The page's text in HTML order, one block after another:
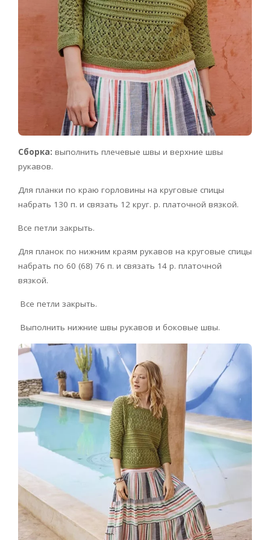
Сборка: выполнить плечевые швы и верхние швы
рукавов.
Для планки по краю горловины на круговые спицы
набрать 130 п. и связать 12 круг. р. платочной вязкой.
Все петли закрыть.
Для планок по нижним краям рукавов на круговые спицы
набрать по 60 (68) 76 п. и связать 14 р. платочной
вязкой.
Все петли закрыть.
Выполнить нижние швы рукавов и боковые швы.